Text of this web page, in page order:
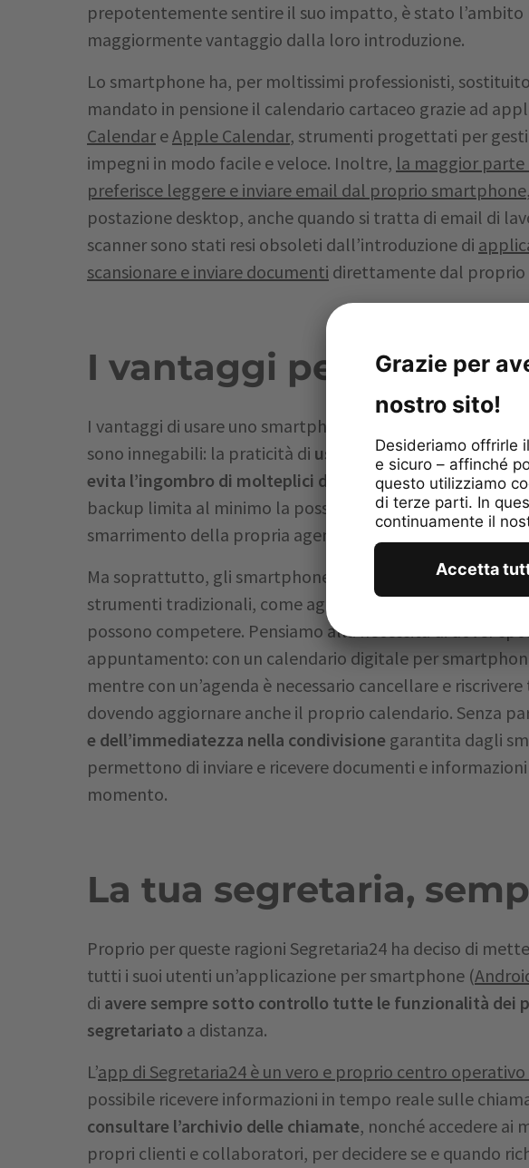
prepotentemente sentire il suo impatto, è stato
maggiormente vantaggio dalla loro introduzione.
Lo smartphone ha, per moltissimi professionisti,
mandato in pensione il calendario cartaceo grazie ad
Calendar eApple Calendar, strumenti progettati per
impegni in modo facile e veloce. Inoltre, la maggior
preferisce leggere e inviare email dal proprio smartphone
postazione desktop, anche quando si tratta di email di
scanner sono stati resi obsoleti dall’introduzione di
scansionare e inviare documenti direttamente dal proprio
I vantaggi per la
I vantaggi di usare uno smartphone per gestire necessità
sono innegabili: la praticità di usare un unico strumento
evita l’ingombro di molteplici dispositivie la possibilità
backup limita al minimo la possibilità di perdere il
smarrimento della propria agenda o del proprio blocco
Ma soprattutto, gli smartphone offrono un’adattabilità
strumenti tradizionali, come agende, calendari e
possono competere. Pensiamo alla necessità di dover
appuntamento: con un calendario digitale per
mentre con un’agenda è necessario cancellare e
dovendo aggiornare anche il proprio calendario. Senza
e dell’immediatezza nella condivisione garantita dagli
permettono di inviare e ricevere documenti e informazioni
momento.
La tua segretaria,
Proprio per queste ragioni Segretaria24 ha deciso di
tutti i suoi utenti un’applicazione per smartphone (
di avere sempre sotto controllo tutte le funzionalità dei
segretariato a distanza.
L’app di Segretaria24 è un vero e proprio centro
possibile ricevere informazioni in tempo reale sulle
consultare l’archivio delle chiamate, nonché accedere ai
propri clienti e collaboratori, per decidere se e quando